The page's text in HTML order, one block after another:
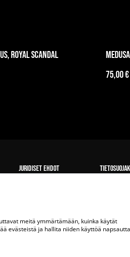
Royal Scandal
75,00 €
Juridiset ehdot
meitä ymmärtämään, kuinka käytät
evästeistä ja hallita niiden käyttöä